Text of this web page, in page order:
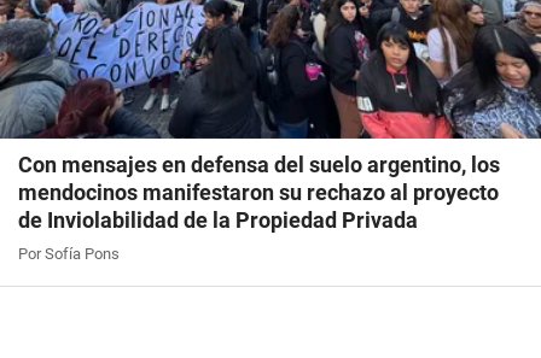
Con mensajes en defensa del suelo argentino, los
mendocinos manifestaron su rechazo al proyecto
de Inviolabilidad de la Propiedad Privada
Por Sofía Pons